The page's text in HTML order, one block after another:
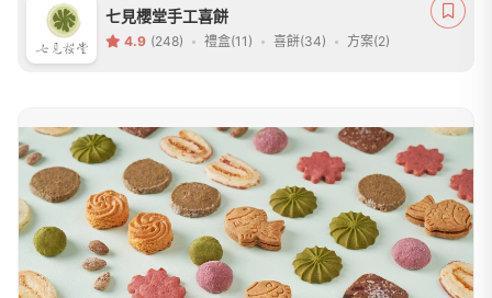
七見櫻堂手工喜餅
4.9 (248) 禮盒(11) 喜餅(34) 方案(2)